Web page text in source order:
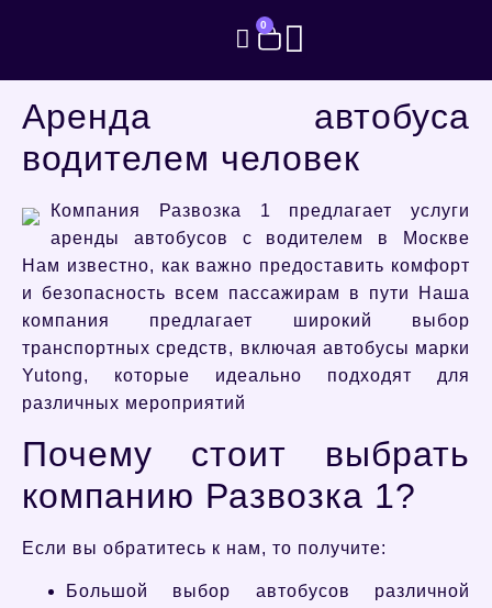
0
Аренда автобуса
водителем человек
Компания Развозка 1 предлагает услуги
аренды автобусов с водителем в Москве
Нам известно, как важно предоставить комфорт
и безопасность всем пассажирам в пути Наша
компания предлагает широкий выбор
транспортных средств, включая автобусы марки
Yutong, которые идеально подходят для
различных мероприятий
Почему стоит выбрать
компанию Развозка 1?
Если вы обратитесь к нам, то получите:
Большой выбор автобусов различной